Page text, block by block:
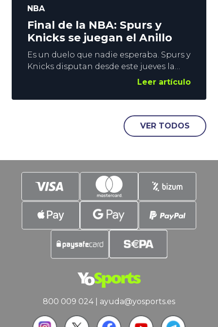
NBA
Final de la NBA: Spurs y
Knicks se juegan el Anillo
Es un duelo que nadie esperaba. Spurs y
Knicks disputan desde este jueves la
Final de la NBA. Los neoyorquinos
años, mientras que el conjunto de San
Antonio lo hace tras doblegar en una
eliminatoria a 7 partidos, a los (casi)
invencibles Thunder. La emoción está
Leer artículo
VER TODOS
800 009 024| ayuda@yosports.es